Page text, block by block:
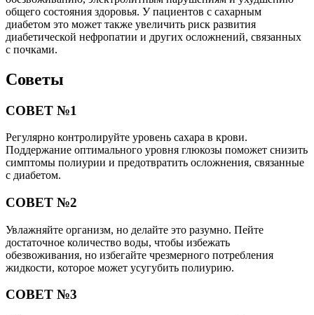
общего состояния здоровья. У пациентов с сахарным
диабетом это может также увеличить риск развития
диабетической нефропатии и других осложнений, связанных
с почками.
Советы
СОВЕТ №1
Регулярно контролируйте уровень сахара в крови.
Поддержание оптимального уровня глюкозы поможет снизить
симптомы полиурии и предотвратить осложнения, связанные
с диабетом.
СОВЕТ №2
Увлажняйте организм, но делайте это разумно. Пейте
достаточное количество воды, чтобы избежать
обезвоживания, но избегайте чрезмерного потребления
жидкости, которое может усугубить полиурию.
СОВЕТ №3